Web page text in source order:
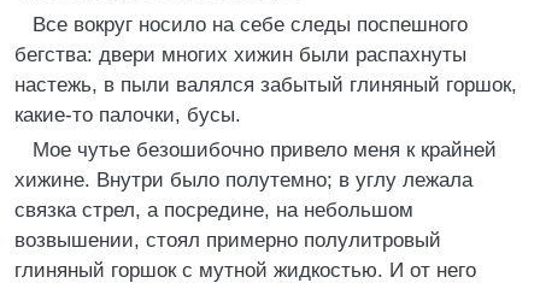
Все вокруг носило на себе следы поспешного
бегства: двери многих хижин были распахнуты
настежь, в пыли валялся забытый глиняный горшок,
какие-то палочки, бусы.
Мое чутье безошибочно привело меня к крайней
хижине. Внутри было полутемно; в углу лежала
связка стрел, а посредине, на небольшом
возвышении, стоял примерно полулитровый
глиняный горшок с мутной жидкостью. И от него